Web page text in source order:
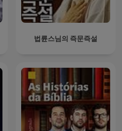
법륜스님의 즉문즉설